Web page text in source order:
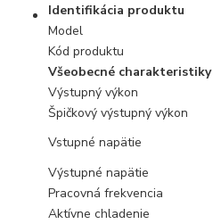
Identifikácia produktu
Model
Kód produktu
Všeobecné charakteristiky
Výstupný výkon
Špičkový výstupný výkon
Vstupné napätie
Výstupné napätie
Pracovná frekvencia
Aktívne chladenie